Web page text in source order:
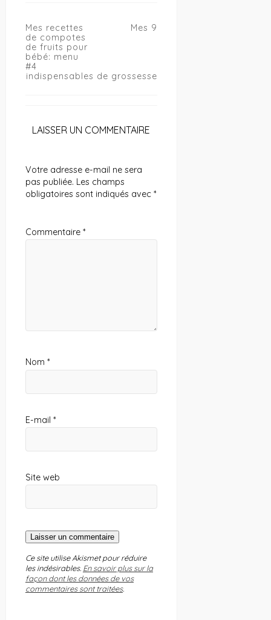
Navigation
de
l’article
Mes recettes
de compotes
de fruits pour
bébé: menu
#4
Mes 9
indispensables de grossesse
LAISSER UN COMMENTAIRE
Votre adresse e-mail ne sera
pas publiée. Les champs
obligatoires sont indiqués avec *
Commentaire *
Nom *
E-mail *
Site web
Ce site utilise Akismet pour réduire
les indésirables. En savoir plus sur la
façon dont les données de vos
commentaires sont traitées.